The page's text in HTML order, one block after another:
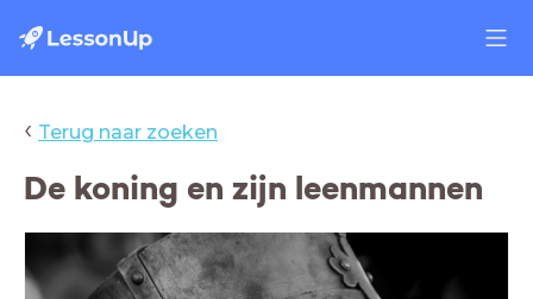
‹ Terug naar zoeken
De koning en zijn leenmannen